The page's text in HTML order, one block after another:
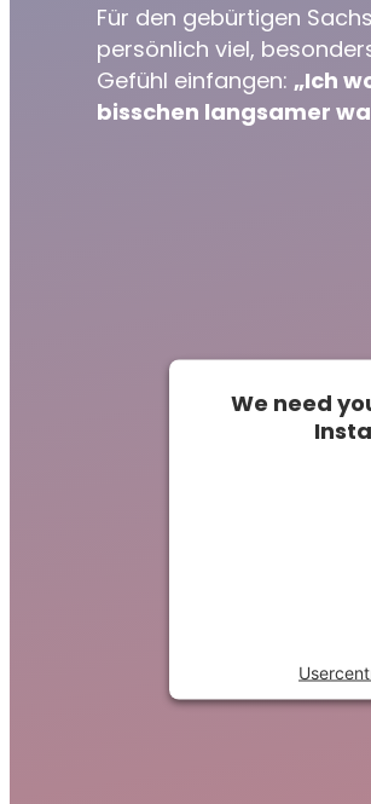
Für den gebürtigen
persönlich viel,
Gefühl einfangen: „Ich
bisschen langsamer
We need